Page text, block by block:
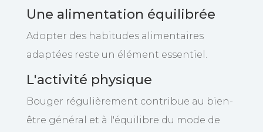
Une alimentation équilibrée
Adopter des habitudes alimentaires
adaptées reste un élément essentiel.
L'activité physique
Bouger régulièrement contribue au bien-
être général et à l'équilibre du mode de